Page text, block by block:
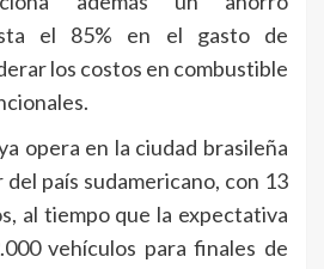
el 85% en el gasto de
los costos en combustible
opera en la ciudad brasileña
del país sudamericano, con 13
al tiempo que la expectativa
vehículos para finales de